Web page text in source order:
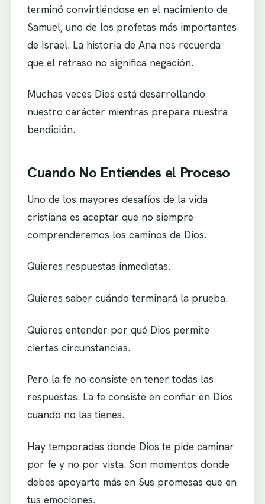
terminó convirtiéndose en el nacimiento de
Samuel, uno de los profetas más importantes
de Israel. La historia de Ana nos recuerda
que el retraso no significa negación.
Muchas veces Dios está desarrollando
nuestro carácter mientras prepara nuestra
bendición.
Cuando No Entiendes el Proceso
Uno de los mayores desafíos de la vida
cristiana es aceptar que no siempre
comprenderemos los caminos de Dios.
Quieres respuestas inmediatas.
Quieres saber cuándo terminará la prueba.
Quieres entender por qué Dios permite
ciertas circunstancias.
Pero la fe no consiste en tener todas las
respuestas. La fe consiste en confiar en Dios
cuando no las tienes.
Hay temporadas donde Dios te pide caminar
por fe y no por vista. Son momentos donde
debes apoyarte más en Sus promesas que en
tus emociones.